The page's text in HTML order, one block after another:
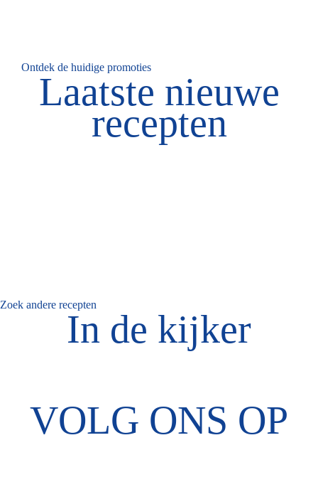
Ontdek de huidige promoties
Laatste nieuwe
recepten
Zoek andere recepten
In de kijker
VOLG ONS OP